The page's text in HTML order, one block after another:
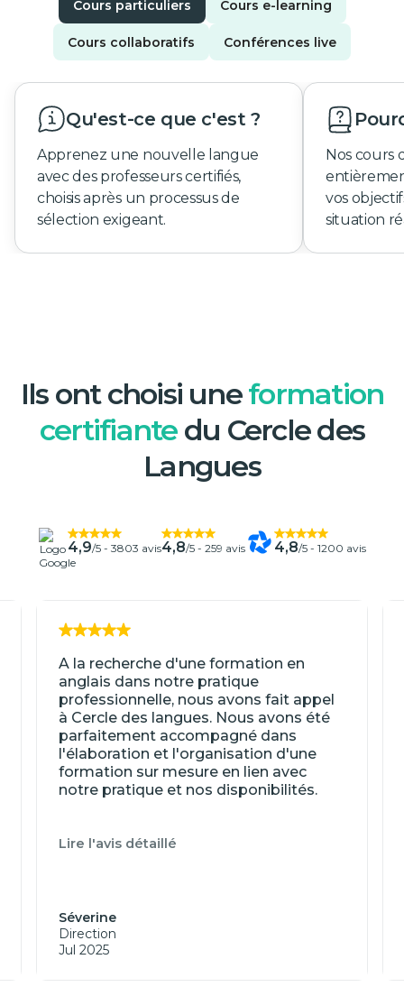
Cours particuliers Cours e-learning
Cours collaboratifs Conférences live
Qu'est-ce que c'est ?
Apprenez une nouvelle langue
avec des professeurs certifiés,
choisis après un processus de
sélection exigeant.
Nos cours
vos
situation
Ils ont choisi uneformation
certifiantedu Cercle des
Langues
4,9/5 - 3803 avis4,8/5 - 259 avis 4,8/5 - 1200 avis
A la recherche d'une formation en
anglais dans notre pratique
professionnelle, nous avons fait appel
à Cercle des langues. Nous avons été
parfaitement accompagné dans
l'élaboration et l'organisation d'une
formation sur mesure en lien avec
notre pratique et nos disponibilités.
Lire l'avis détaillé
Séverine
Direction
Jul 2025